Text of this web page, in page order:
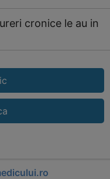
cronice le au in